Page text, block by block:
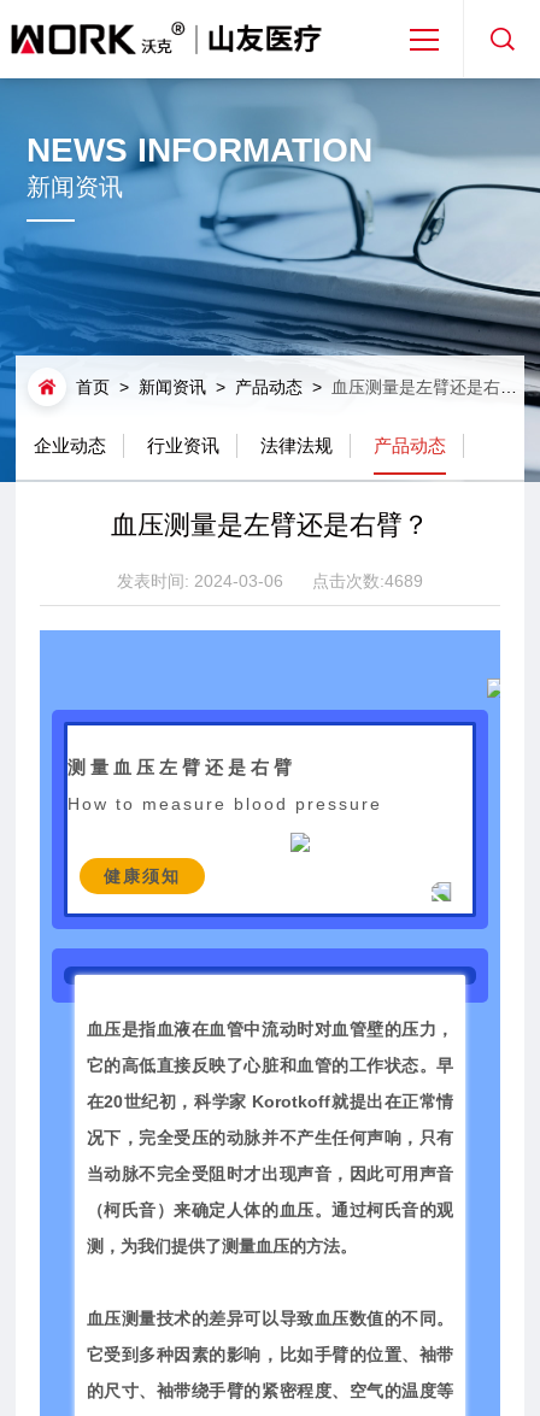
关于山友
产品解决方案
新闻资讯
专利合作
NEWS INFORMATION
新闻资讯
首页 > 新闻资讯 > 产品动态 > 血压测量是左臂还是右臂？
企业动态 行业资讯 法律法规 产品动态
血压测量是左臂还是右臂？
发表时间: 2024-03-06 点击次数:4689
测量血压左臂还是右臂
How to measure blood pressure
健康须知
血压是指血液在血管中流动时对血管壁的压力，
它的高低直接反映了心脏和血管的工作状态。早
在20世纪初，科学家 Korotkoff就提出在正常情
况下，完全受压的动脉并不产生任何声响，只有
当动脉不完全受阻时才出现声音，因此可用声音
（柯氏音）来确定人体的血压。通过柯氏音的观
测，为我们提供了测量血压的方法。
血压测量技术的差异可以导致血压数值的不同。
它受到多种因素的影响，比如手臂的位置、袖带
的尺寸、袖带绕手臂的紧密程度、空气的温度等